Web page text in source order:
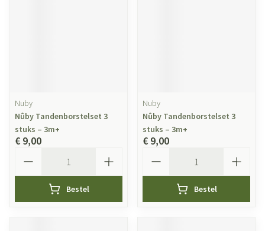
Nuby
Nûby Tandenborstelset 3
stuks – 3m+
€ 9,00
Bestel
Nuby
Nûby Tandenborstelset 3
stuks – 3m+
€ 9,00
Bestel